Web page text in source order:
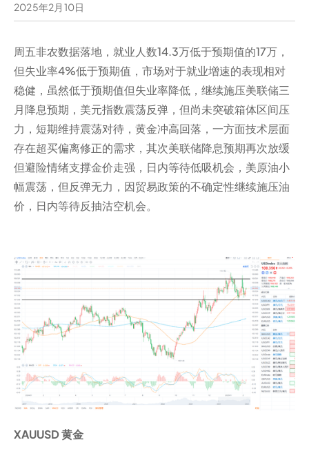
2025年2月 10日
周五非农数据落地，就业人数14.3万低于预期值的17万，
但失业率4%低于预期值，市场对于就业增速的表现相对
稳健，虽然低于预期值但失业率降低，继续施压美联储三
月降息预期，美元指数震荡反弹，但尚未突破箱体区间压
力，短期维持震荡对待，黄金冲高回落，一方面技术层面
存在超买偏离修正的需求，其次美联储降息预期再次放缓
但避险情绪支撑金价走强，日内等待低吸机会，美原油小
幅震荡，但反弹无力，因贸易政策的不确定性继续施压油
价，日内等待反抽沽空机会。
XAUUSD 黄金